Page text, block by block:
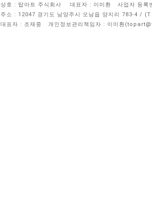
상호 : 탑아트 주식회사 대표자 : 이미환
사업자 등록
주소 : 12047 경기도 남양주시 오남읍 양지리 783-4 /
대표자 : 조재중
개인정보관리책임자 : 이미환